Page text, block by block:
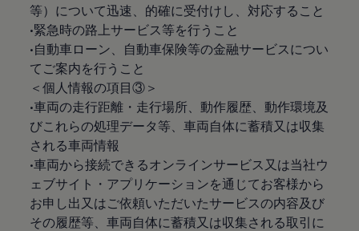
等）について迅速、的確に受付けし、対応すること
•緊急時の路上サービス等を行うこと
•自動車ローン、自動車保険等の金融サービスについ
てご案内を行うこと
＜個人情報の項目③＞
•車両の走行距離・走行場所、動作履歴、動作環境及
びこれらの処理データ等、車両自体に蓄積又は収集
される車両情報
•車両から接続できるオンラインサービス又は当社ウ
ェブサイト・アプリケーションを通じてお客様から
お申し出又はご依頼いただいたサービスの内容及び
その履歴等、車両自体に蓄積又は収集される取引に